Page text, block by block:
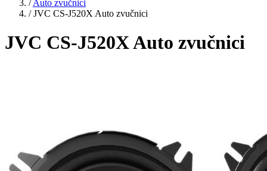
/ Auto zvučnici
/ JVC CS-J520X Auto zvučnici
JVC CS-J520X Auto zvučnici